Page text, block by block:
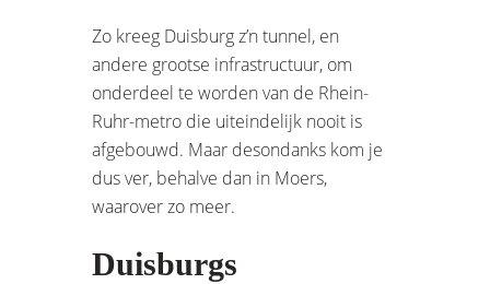
Zo kreeg Duisburg z’n tunnel, en
andere grootse infrastructuur, om
onderdeel te worden van de Rhein-
Ruhr-metro die uiteindelijk nooit is
afgebouwd. Maar desondanks kom je
dus ver, behalve dan in Moers,
waarover zo meer.
Duisburgs